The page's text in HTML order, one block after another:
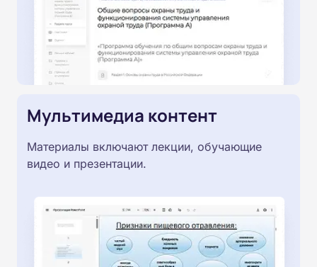
Мультимедиа контент
Материалы включают лекции, обучающие
видео и презентации.